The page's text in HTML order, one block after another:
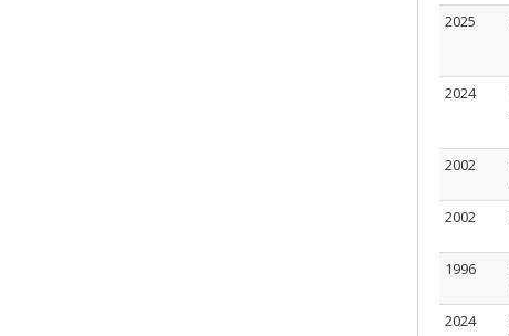
2025
2024
2002
2002
1996
2024